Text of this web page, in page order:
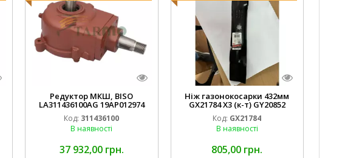
Редуктор МКШ, BISO
LA311436100AG 19AP012974
Laverda EMNIYET
Код: 311436100
В наявності
37 932,00 грн.
Ніж газонокосарки 432мм
GX21784 X3 (к-т) GY20852
AM137757 AM141035
Код: GX21784
В наявності
805,00 грн.